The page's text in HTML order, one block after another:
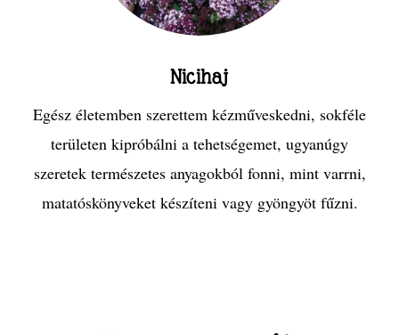
Nicihaj
Egész életemben szerettem kézműveskedni, sokféle
területen kipróbálni a tehetségemet, ugyanúgy
szeretek természetes anyagokból fonni, mint varrni,
matatóskönyveket készíteni vagy gyöngyöt fűzni.